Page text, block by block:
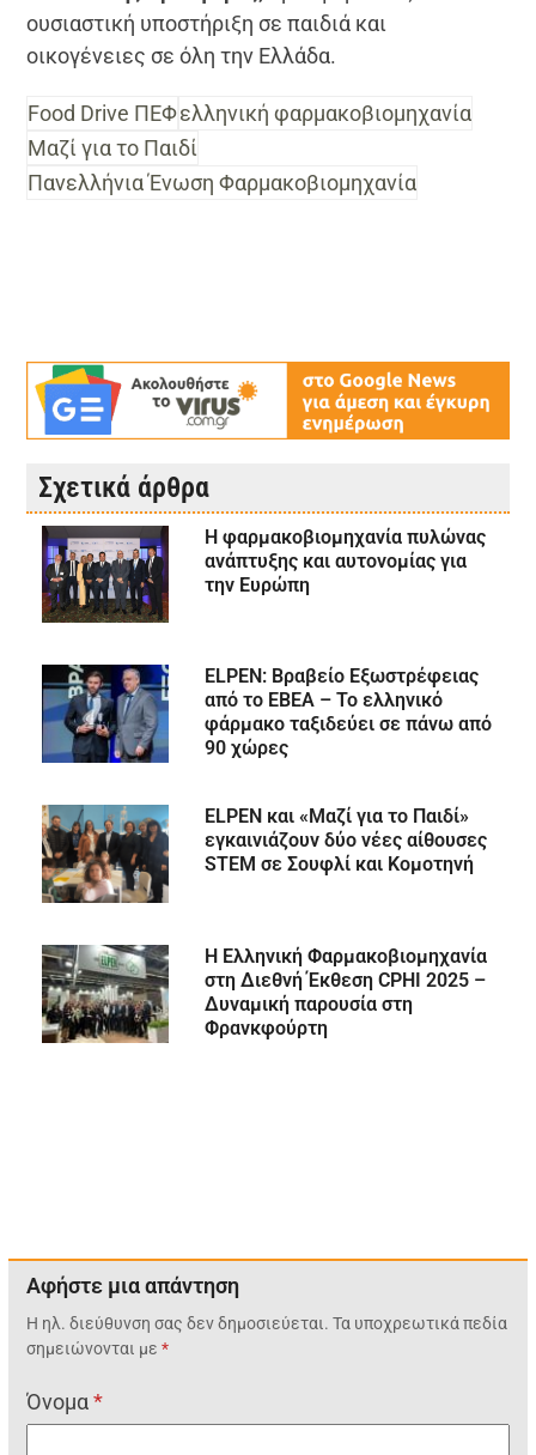
ουσιαστική υποστήριξη σε παιδιά και
οικογένειες σε όλη την Ελλάδα.
Food Drive ΠΕΦελληνική φαρμακοβιομηχανία
Μαζί για το Παιδί
Πανελλήνια Ένωση Φαρμακοβιομηχανία
Σχετικά άρθρα
Η φαρμακοβιομηχανία πυλώνας
ανάπτυξης και αυτονομίας για
την Ευρώπη
ELPEN: Βραβείο Εξωστρέφειας
από το ΕΒΕΑ – Το ελληνικό
φάρμακο ταξιδεύει σε πάνω από
90 χώρες
ELPEN και «Μαζί για το Παιδί»
εγκαινιάζουν δύο νέες αίθουσες
STEM σε Σουφλί και Κομοτηνή
Η Ελληνική Φαρμακοβιομηχανία
στη Διεθνή Έκθεση CPHI 2025 –
Δυναμική παρουσία στη
Φρανκφούρτη
Αφήστε μια απάντηση
Η ηλ. διεύθυνση σας δεν δημοσιεύεται. Τα υποχρεωτικά πεδία
σημειώνονται με*
Όνομα*